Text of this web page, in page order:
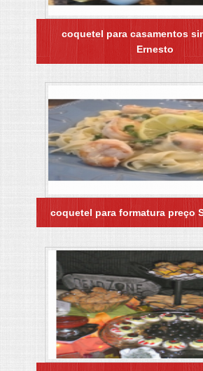
coquetel para casamentos
Ernesto
coquetel para formatura preço